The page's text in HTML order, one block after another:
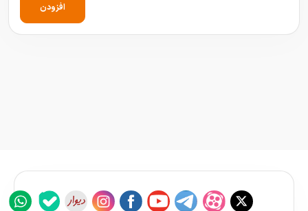
افزودن